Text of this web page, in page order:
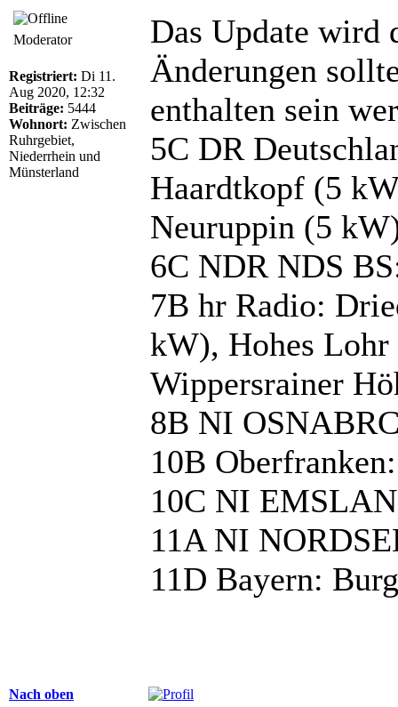
Moderator
Registriert: Di 11.
Aug 2020, 12:32
Beiträge: 5444
Wohnort: Zwischen
Ruhrgebiet,
Niederrhein und
Münsterland
Das Update wird
Änderungen
enthalten sein
5C DR
Haardtkopf (5
Neuruppin (5
6C NDR NDS
7B hr Radio:
kW), Hohes
Wippersrainer
8B NI
10B
10C NI
11A NI
11D Bayern:
Nach oben